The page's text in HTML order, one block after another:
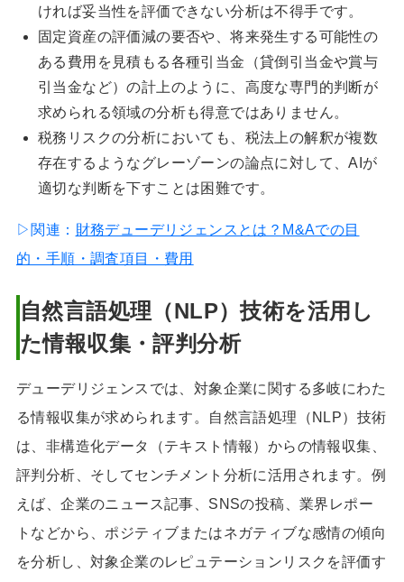
ければ妥当性を評価できない分析は不得手です。
固定資産の評価減の要否や、将来発生する可能性の
ある費用を見積もる各種引当金（貸倒引当金や賞与
引当金など）の計上のように、高度な専門的判断が
求められる領域の分析も得意ではありません。
税務リスクの分析においても、税法上の解釈が複数
存在するようなグレーゾーンの論点に対して、AIが
適切な判断を下すことは困難です。
▷関連： 財務デューデリジェンスとは？M&Aでの目
的・手順・調査項目・費用
自然言語処理（NLP）技術を活用し
た情報収集・評判分析
デューデリジェンスでは、対象企業に関する多岐にわた
る情報収集が求められます。自然言語処理（NLP）技術
は、非構造化データ（テキスト情報）からの情報収集、
評判分析、そしてセンチメント分析に活用されます。例
えば、企業のニュース記事、SNSの投稿、業界レポー
トなどから、ポジティブまたはネガティブな感情の傾向
を分析し、対象企業のレピュテーションリスクを評価す